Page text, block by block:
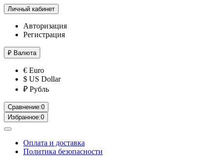
Личный кабинет
Авторизация
Регистрация
₽ Валюта
€ Euro
$ US Dollar
₽ Рубль
Сравнение:0
Избранное:0
Оплата и доставка
Политика безопасности